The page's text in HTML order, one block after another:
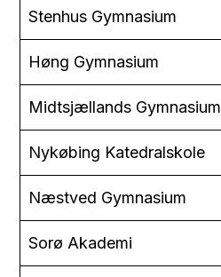
Stenhus Gymnasium
Høng Gymnasium
Midtsjællands Gymnasium
Nykøbing Katedralskole
Næstved Gymnasium
Sorø Akademi